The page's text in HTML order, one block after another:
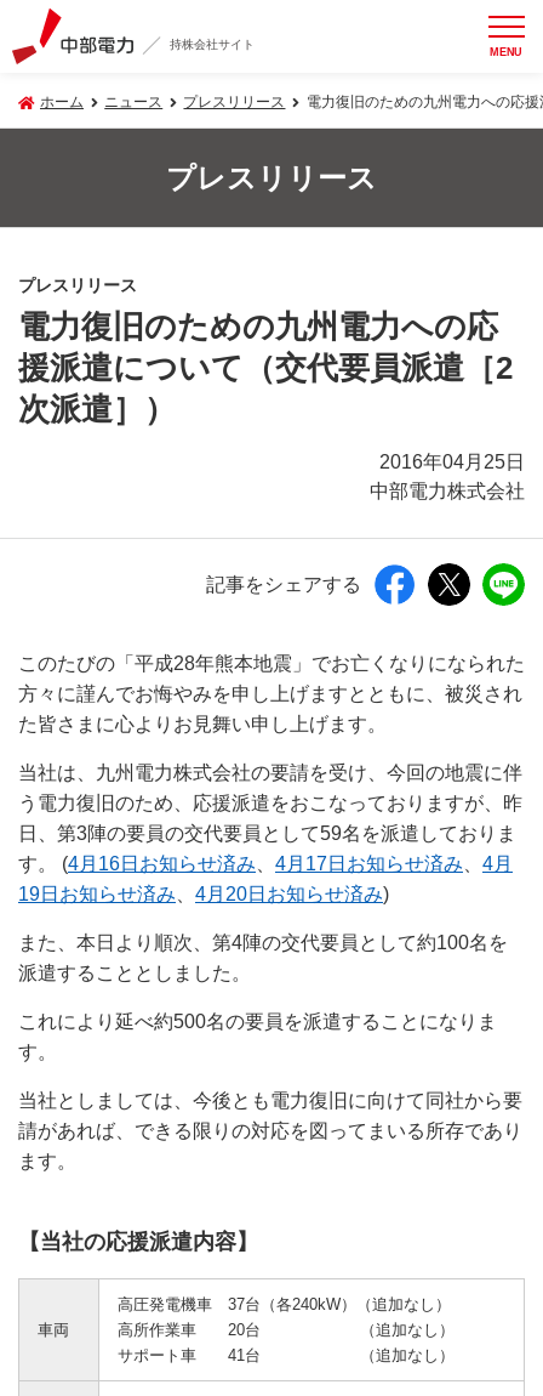
持株会社サイト MENU
ホーム ニュース プレスリリース 電力復旧のための九州電力への応
プレスリリース
プレスリリース
電力復旧のための九州電力への応
援派遣について（交代要員派遣［2
次派遣］）
2016年04月25日
中部電力株式会社
記事をシェアする
このたびの「平成28年熊本地震」でお亡くなりになられた
方々に謹んでお悔やみを申し上げますとともに、被災され
た皆さまに心よりお見舞い申し上げます。
当社は、九州電力株式会社の要請を受け、今回の地震に伴
う電力復旧のため、応援派遣をおこなっておりますが、昨
日、第3陣の要員の交代要員として59名を派遣しておりま
す。 (4月16日お知らせ済み 4月17日お知らせ済み
4月
19日お知らせ済み
4月20日お知らせ済み)
また、本日より順次、第4陣の交代要員として約100名を
派遣することとしました。
これにより延べ約500名の要員を派遣することになりま
す。
当社としましては、今後とも電力復旧に向けて同社から要
請があれば、できる限りの対応を図ってまいる所存であり
ます。
【当社の応援派遣内容】
車両
高圧発電機車 37台（各240kW）（追加なし）
高所作業車 20台 （追加なし）
サポート車 41台 （追加なし）